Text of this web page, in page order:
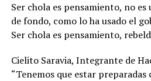
Ser chola es pensamiento, no
de fondo, como lo ha usado el
Ser chola es pensamiento,
Cielito Saravia, Integrante de
“Tenemos que estar